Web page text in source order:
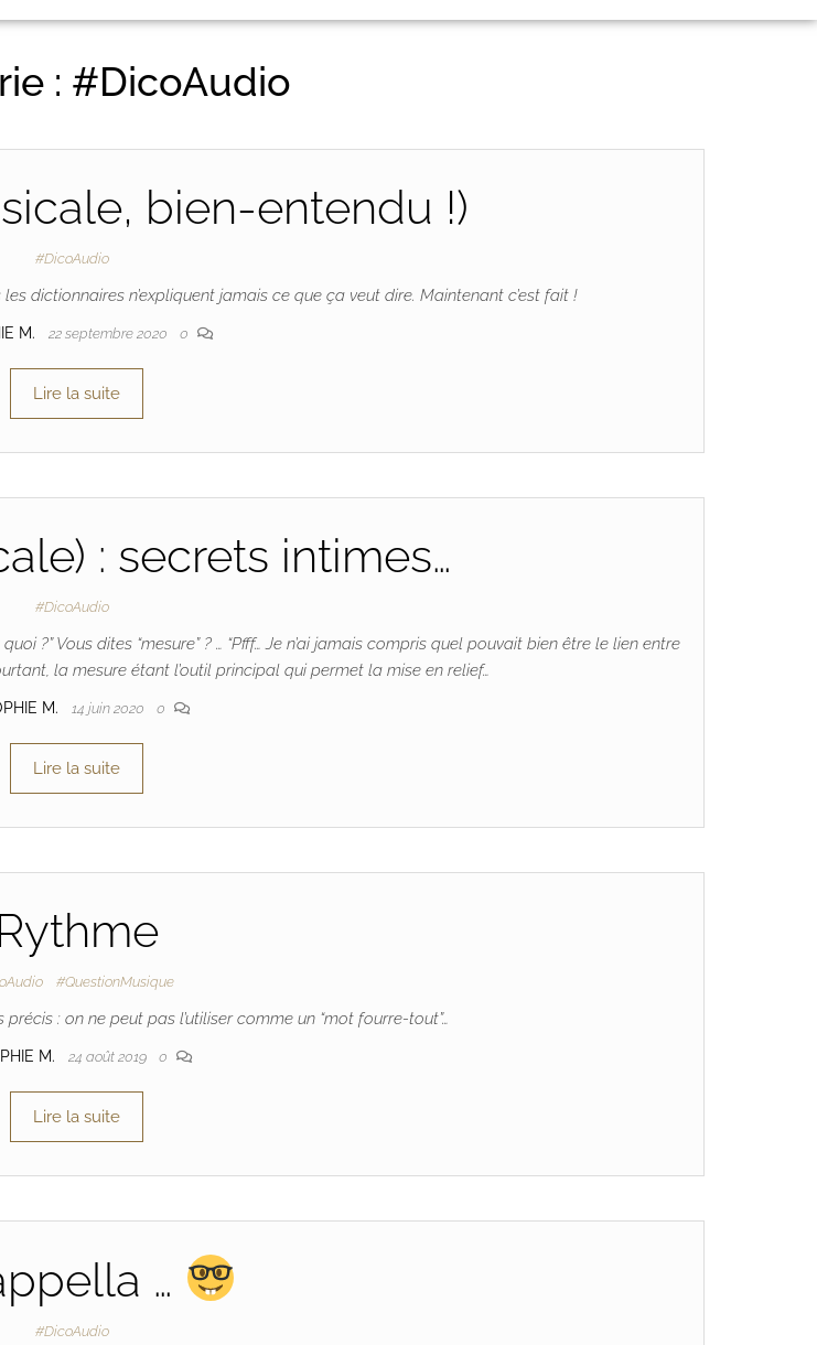
: #DicoAudio
bien-entendu !)
#DicoAudio
dictionnaires n’expliquent jamais ce que ça veut dire. Maintenant c’est fait !
M. 22 septembre 2020 0
Lire la suite
: secrets intimes…
#DicoAudio
?” Vous dites “mesure” ? … “Pfff… Je n’ai jamais compris quel pouvait bien être le lien entre
la mesure étant l’outil principal qui permet la mise en relief…
M. 14 juin 2020 0
Lire la suite
#QuestionMusique
: on ne peut pas l’utiliser comme un “mot fourre-tout”…
M. 24 août 2019 0
Lire la suite
…
#DicoAudio